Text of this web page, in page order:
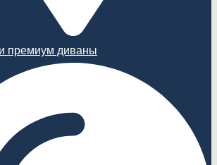
премиум диваны